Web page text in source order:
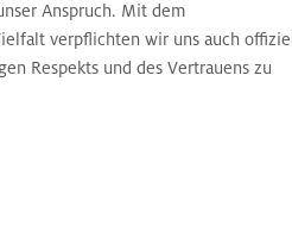
Anspruch. Mit dem
verpflichten wir uns auch offiziell
Respekts und des Vertrauens zu